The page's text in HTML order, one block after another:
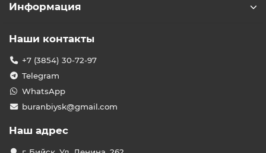
Информация
Наши контакты
+7 (3854) 30-72-97
Telegram
WhatsApp
buranbiysk@gmail.com
Наш адрес